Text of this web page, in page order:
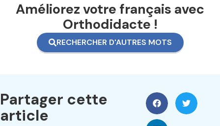
Améliorez votre français avec
Orthodidacte !
RECHERCHER D'AUTRES MOTS
Partager cette
article